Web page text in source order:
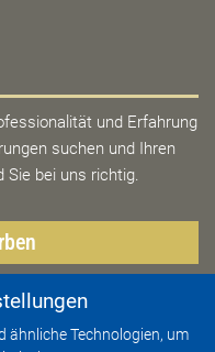
ähnliche Technologien, um
und Erfahrung
suchen und Ihren
Sie bei uns richtig.